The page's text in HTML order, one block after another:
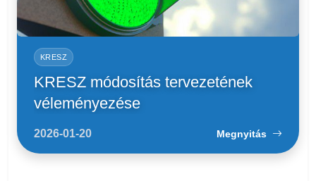
KRESZ
KRESZ módosítás tervezetének
véleményezése
2026-01-20 Megnyitás